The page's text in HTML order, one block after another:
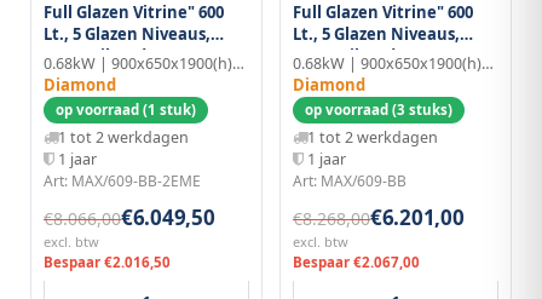
Full Glazen Vitrine" 600
Lt., 5 Glazen Niveaus,
Geventileerd - Ice Cream
& Pastry - Zwart
0.68kW | 900x650x1900(h)mm
Diamond
op voorraad (1 stuk)
1 tot 2 werkdagen
1 jaar
Art: MAX/609-BB-2EME
€8.066,00€6.049,50
excl. btw
Bespaar €2.016,50
Full Glazen Vitrine" 600
Lt., 5 Glazen Niveaus,
Geventileerd - Ice Cream
& Pastry - Zwart
0.68kW | 900x650x1900(h)mm
Diamond
op voorraad (3 stuks)
1 tot 2 werkdagen
1 jaar
Art: MAX/609-BB
€8.268,00€6.201,00
excl. btw
Bespaar €2.067,00